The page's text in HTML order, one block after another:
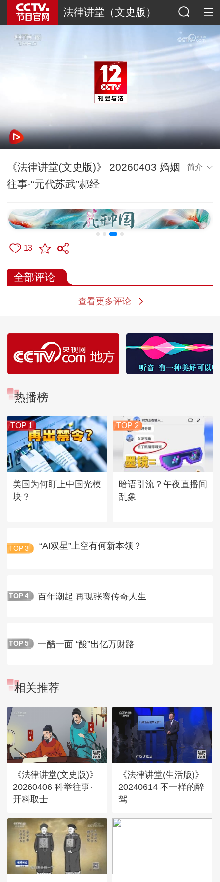
法律讲堂（文史版）
《法律讲堂(文史版)》 20260403 婚姻
往事·“元代苏武”郝经
简介
13
全部评论
查看更多评论
热播榜
TOP 1
美国为何盯上中国光模
块？
TOP 2
暗语引流？午夜直播间
乱象
TOP 3 “AI双星”上空有何新本领？
TOP 4 百年潮起 再现张謇传奇人生
TOP 5 一醋一面 “酸”出亿万财路
相关推荐
《法律讲堂(文史版)》
20260406 科举往事·
开科取士
《法律讲堂(生活版)》
20240614 不一样的醉
驾